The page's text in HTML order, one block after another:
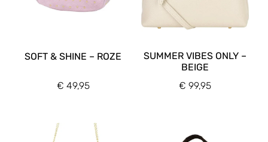
SOFT & SHINE – ROZE
€ 49,95
SUMMER VIBES ONLY –
BEIGE
€ 99,95